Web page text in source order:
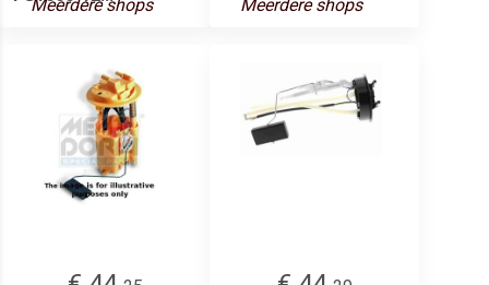
Meerdere shops
Meerdere shops